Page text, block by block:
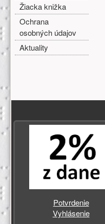
Žiacka knižka
Ochrana
osobných údajov
Aktuality
Potvrdenie
Vyhlásenie